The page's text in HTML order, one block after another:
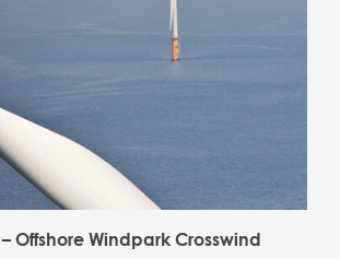
Offshore Windpark Crosswind